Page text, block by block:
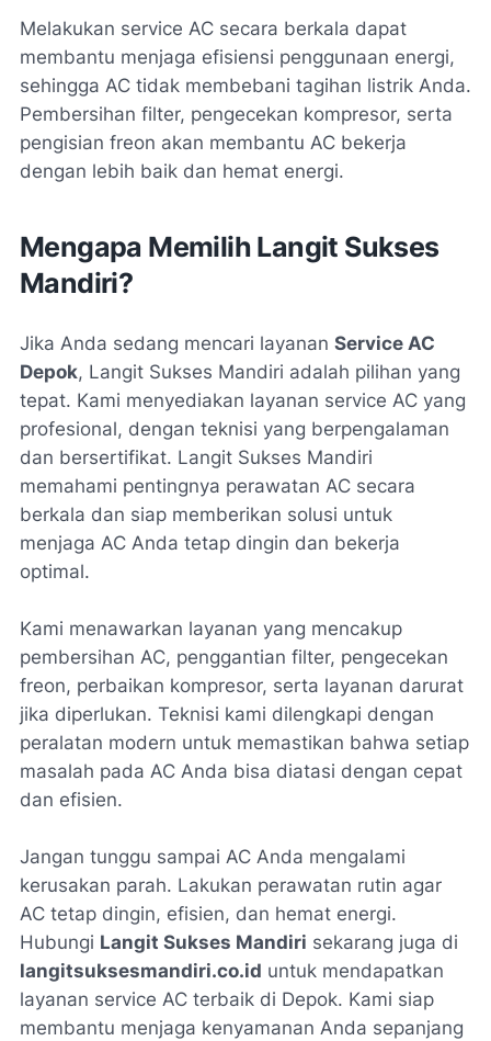
Melakukan service AC secara berkala dapat
membantu menjaga efisiensi penggunaan energi,
sehingga AC tidak membebani tagihan listrik Anda.
Pembersihan filter, pengecekan kompresor, serta
pengisian freon akan membantu AC bekerja
dengan lebih baik dan hemat energi.
Mengapa Memilih Langit Sukses
Mandiri?
Jika Anda sedang mencari layanan Service AC
Depok, Langit Sukses Mandiri adalah pilihan yang
tepat. Kami menyediakan layanan service AC yang
profesional, dengan teknisi yang berpengalaman
dan bersertifikat. Langit Sukses Mandiri
memahami pentingnya perawatan AC secara
berkala dan siap memberikan solusi untuk
menjaga AC Anda tetap dingin dan bekerja
optimal.
Kami menawarkan layanan yang mencakup
pembersihan AC, penggantian filter, pengecekan
freon, perbaikan kompresor, serta layanan darurat
jika diperlukan. Teknisi kami dilengkapi dengan
peralatan modern untuk memastikan bahwa setiap
masalah pada AC Anda bisa diatasi dengan cepat
dan efisien.
Jangan tunggu sampai AC Anda mengalami
kerusakan parah. Lakukan perawatan rutin agar
AC tetap dingin, efisien, dan hemat energi.
Hubungi Langit Sukses Mandiri sekarang juga di
langitsuksesmandiri.co.id untuk mendapatkan
layanan service AC terbaik di Depok. Kami siap
membantu menjaga kenyamanan Anda sepanjang